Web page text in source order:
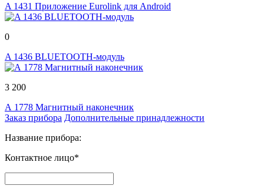
A 1431 Приложение Eurolink для Android
0
A 1436 BLUETOOTH-модуль
3 200
А 1778 Магнитный наконечник
Заказ прибора Дополнительные принадлежности
Название прибора:
Контактное лицо*